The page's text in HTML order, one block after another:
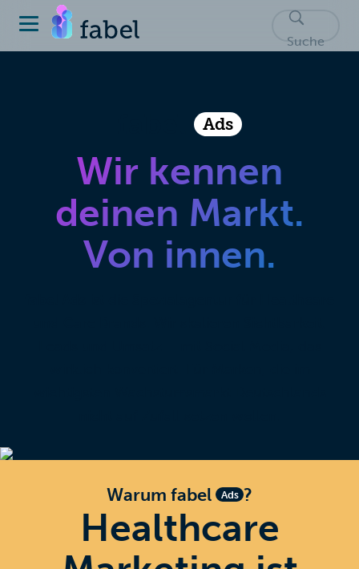
Suche
fabel Ads
Wir kennen
deinen Markt.
Von innen.
Warum fabel Ads ?
Healthcare